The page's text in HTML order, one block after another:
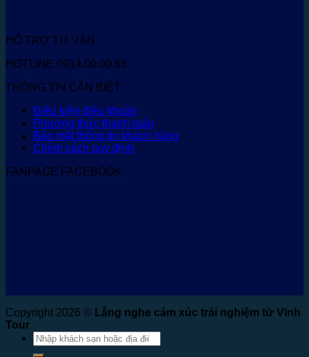
HỖ TRỢ TƯ VẤN
HOTLINE 0914.00.00.65
THÔNG TIN CẦN BIẾT
Điều kiện điều khoản
Phương thức thanh toán
Bảo mật thông tin khách hàng
Chính sách quy định
FANPAGE FACEBOOK
Copyright 2026 © Lắng nghe cảm xúc trải nghiệm từ Vinh
Tour
Tìm
kiếm: